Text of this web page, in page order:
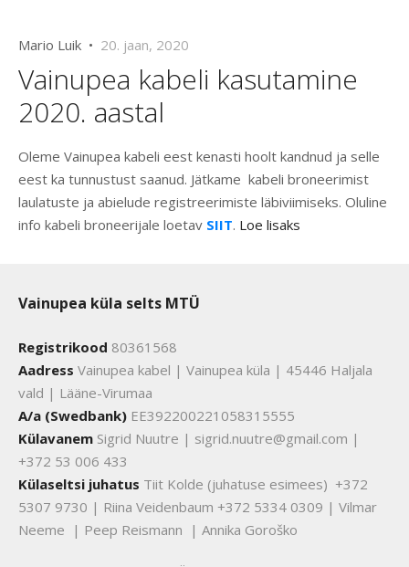
Mario Luik • 20. jaan, 2020
Vainupea kabeli kasutamine
2020. aastal
Oleme Vainupea kabeli eest kenasti hoolt kandnud ja selle
eest ka tunnustust saanud. Jätkame kabeli broneerimist
laulatuste ja abielude registreerimiste läbiviimiseks. Oluline
info kabeli broneerijale loetav SIIT. Loe lisaks
Vainupea küla selts MTÜ
Registrikood 80361568
Aadress Vainupea kabel | Vainupea küla | 45446 Haljala
vald | Lääne-Virumaa
A/a (Swedbank) EE392200221058315555
Külavanem Sigrid Nuutre | sigrid.nuutre@gmail.com |
+372 53 006 433
Külaseltsi juhatus Tiit Kolde (juhatuse esimees) +372
5307 9730 | Riina Veidenbaum +372 5334 0309 | Vilmar
Neeme | Peep Reismann | Annika Goroško